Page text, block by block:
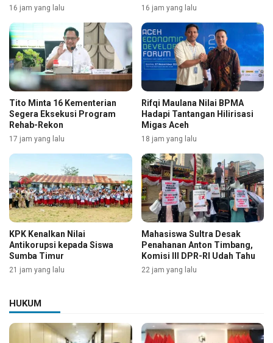
16 jam yang lalu 16 jam yang lalu
Tito Minta 16 Kementerian
Segera Eksekusi Program
Rehab-Rekon
17 jam yang lalu
Rifqi Maulana Nilai BPMA
Hadapi Tantangan Hilirisasi
Migas Aceh
18 jam yang lalu
KPK Kenalkan Nilai
Antikorupsi kepada Siswa
Sumba Timur
21 jam yang lalu
Mahasiswa Sultra Desak
Penahanan Anton Timbang,
Komisi III DPR-RI Udah Tahu
22 jam yang lalu
HUKUM